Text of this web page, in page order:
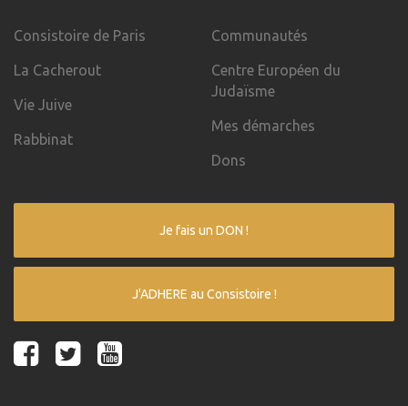
Consistoire de Paris
La Cacherout
Vie Juive
Rabbinat
Communautés
Centre Européen du
Judaïsme
Mes démarches
Dons
Je fais un DON !
J'ADHERE au Consistoire !